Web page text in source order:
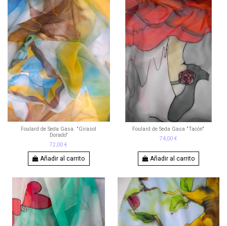
Foulard de Seda Gasa. "Girasol
Dorado"
72,00 €
Añadir al carrito
Foulard de Seda Gasa "Tacón"
74,00 €
Añadir al carrito